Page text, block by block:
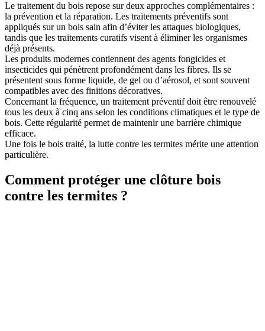
Le traitement du bois repose sur deux approches complémentaires :
la prévention et la réparation. Les traitements préventifs sont
appliqués sur un bois sain afin d’éviter les attaques biologiques,
tandis que les traitements curatifs visent à éliminer les organismes
déjà présents.
Les produits modernes contiennent des agents fongicides et
insecticides qui pénètrent profondément dans les fibres. Ils se
présentent sous forme liquide, de gel ou d’aérosol, et sont souvent
compatibles avec des finitions décoratives.
Concernant la fréquence, un traitement préventif doit être renouvelé
tous les deux à cinq ans selon les conditions climatiques et le type de
bois. Cette régularité permet de maintenir une barrière chimique
efficace.
Une fois le bois traité, la lutte contre les termites mérite une attention
particulière.
Comment protéger une clôture bois
contre les termites ?